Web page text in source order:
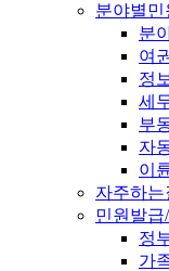
분야별민
분
여
정
세
부
자
이
자주하는
민원발급
정
가